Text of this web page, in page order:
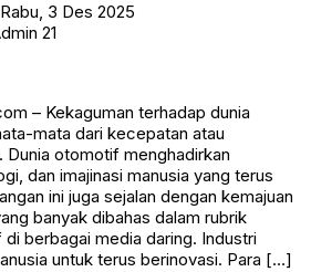
3 Des 2025
21
– Kekaguman terhadap dunia
mata dari kecepatan atau
Dunia otomotif menghadirkan
dan imajinasi manusia yang terus
ini juga sejalan dengan kemajuan
banyak dibahas dalam rubrik
berbagai media daring. Industri
untuk terus berinovasi. Para […]